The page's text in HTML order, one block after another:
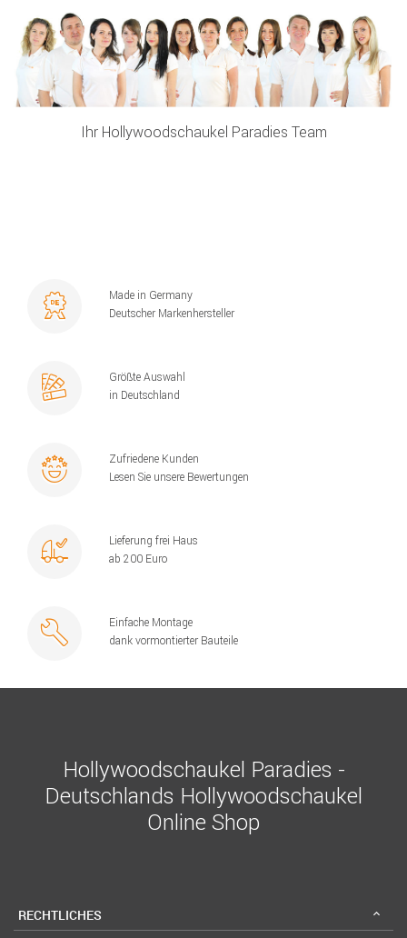
Ihr Hollywoodschaukel Paradies Team
Made in Germany
Deutscher Markenhersteller
Größte Auswahl
in Deutschland
Zufriedene Kunden
Lesen Sie unsere Bewertungen
Lieferung frei Haus
ab 200 Euro
Einfache Montage
dank vormontierter Bauteile
Hollywoodschaukel Paradies -
Deutschlands Hollywoodschaukel
Online Shop
RECHTLICHES